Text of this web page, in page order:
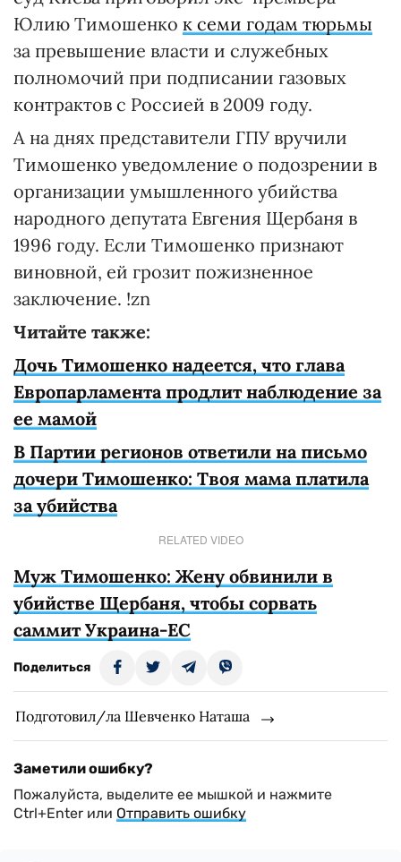
Юлию Тимошенко к семи годам тюрьмы
за превышение власти и служебных
полномочий при подписании газовых
контрактов с Россией в 2009 году.
А на днях представители ГПУ вручили
Тимошенко уведомление о подозрении в
организации умышленного убийства
народного депутата Евгения Щербаня в
1996 году. Если Тимошенко признают
виновной, ей грозит пожизненное
заключение. !zn
Читайте также:
Дочь Тимошенко надеется, что глава
Европарламента продлит наблюдение за
ее мамой
В Партии регионов ответили на письмо
дочери Тимошенко: Твоя мама платила
за убийства
RELATED VIDEO
Муж Тимошенко: Жену обвинили в
убийстве Щербаня, чтобы сорвать
саммит Украина-ЕС
Поделиться
Подготовил/ла Шевченко Наташа
Заметили ошибку?
Пожалуйста, выделите ее мышкой и нажмите
Ctrl+Enter или Отправить ошибку